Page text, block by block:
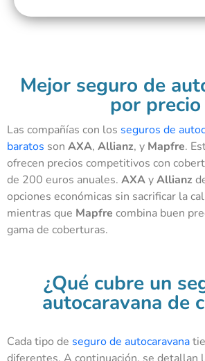
Mejor seguro de
por precio
Las compañías con los seguros de
baratos son AXA, Allianz, y Mapfre.
ofrecen precios competitivos con
de 200 euros anuales. AXAyAllianz
opciones económicas sin sacrificar la
mientras que Mapfre combina buen
gama de coberturas.
¿Qué cubre un
autocaravana de
Cada tipo de seguro de autocaravana
diferentes. A continuación, se detallan